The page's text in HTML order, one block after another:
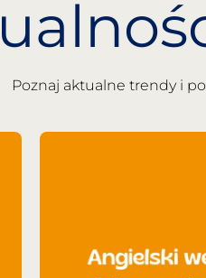
Poznaj aktualne trendy i